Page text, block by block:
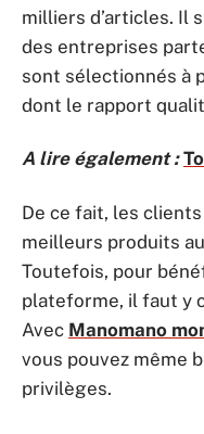
milliers d’articles. Il
des entreprises
sont sélectionnés à
dont le rapport
A lire également :
De ce fait, les
meilleurs produits
Toutefois, pour
plateforme, il faut y
Avec Manomano
vous pouvez même
privilèges.